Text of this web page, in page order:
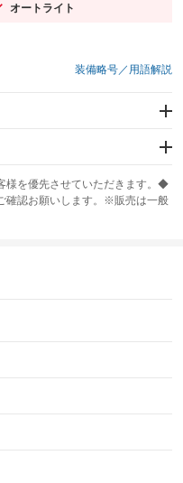
オートライト
：装備あり
装備略号／用語解説
ABS
様を優先させていただきます。◆
確認お願いします。※販売は一般